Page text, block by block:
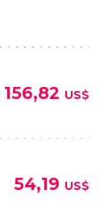
156,82 US$
54,19 US$